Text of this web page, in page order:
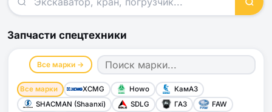
Запчасти спецтехники
Все марки →
Все марки XCMG Howo
КамАЗ
SHACMAN (Shaanxi)
SDLG ГАЗ
FAW